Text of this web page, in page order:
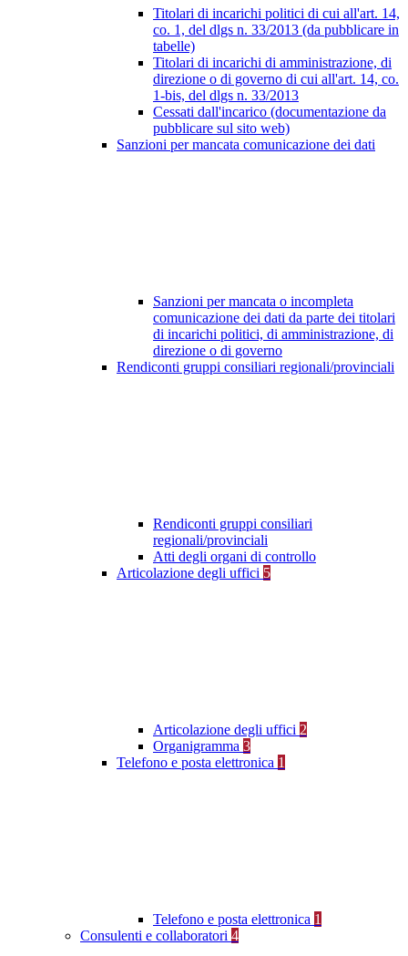
Titolari di incarichi politici di cui all'art. 14,
co. 1, del dlgs n. 33/2013 (da pubblicare in
tabelle)
Titolari di incarichi di amministrazione, di
direzione o di governo di cui all'art. 14, co.
1-bis, del dlgs n. 33/2013
Cessati dall'incarico (documentazione da
pubblicare sul sito web)
Sanzioni per mancata comunicazione dei dati
Sanzioni per mancata o incompleta
comunicazione dei dati da parte dei titolari
di incarichi politici, di amministrazione, di
direzione o di governo
Rendiconti gruppi consiliari regionali/provinciali
Rendiconti gruppi consiliari
regionali/provinciali
Atti degli organi di controllo
Articolazione degli uffici 5
Articolazione degli uffici 2
Organigramma 3
Telefono e posta elettronica 1
Telefono e posta elettronica 1
Consulenti e collaboratori 4